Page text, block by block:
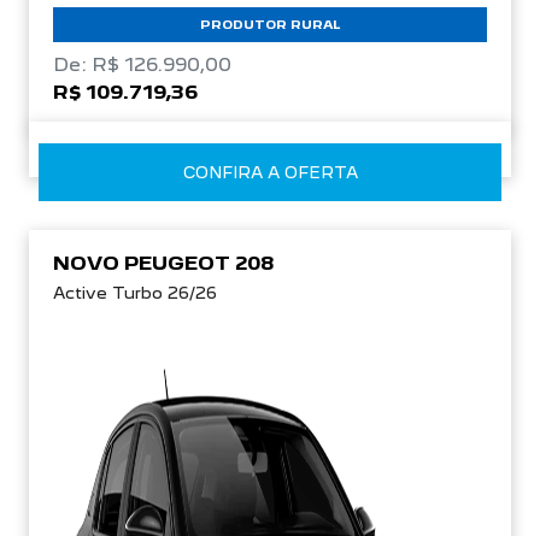
PRODUTOR RURAL
De: R$ 126.990,00
R$ 109.719,36
CONFIRA A OFERTA
NOVO PEUGEOT 208
Active Turbo 26/26